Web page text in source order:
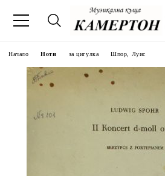
Начало Ноти за цигулка Шпор, Луис